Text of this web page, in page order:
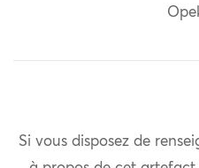
Si vous disposez de